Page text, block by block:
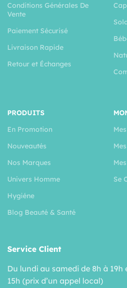
Conditions Générales De
Vente
Paiement Sécurisé
Livraison Rapide
Retour et Échanges
PRODUITS
En Promotion
Nouveautés
Nos Marques
Univers Homme
Hygiéne
Blog Beauté & Santé
Se
Service Client
Du lundi au samedi de 8h à 19h
15h (prix d’un appel local)